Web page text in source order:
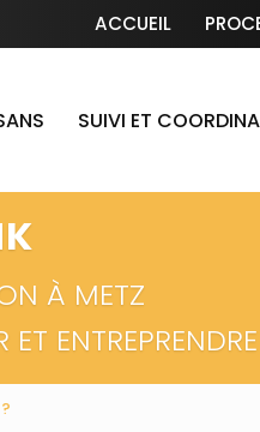
secondaire
ACCUEIL
SUIVI ET
À METZ
ENTREPRENDRE